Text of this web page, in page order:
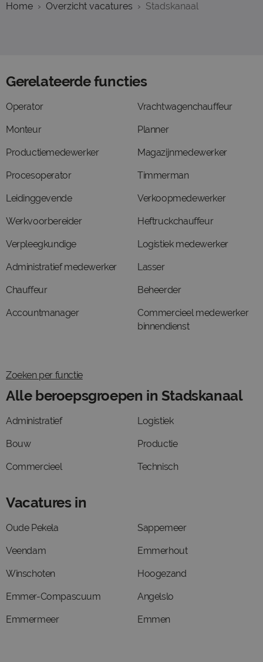
Home Overzicht vacatures Stadskanaal
Gerelateerde functies
Operator
Monteur
Productiemedewerker
Procesoperator
Leidinggevende
Werkvoorbereider
Verpleegkundige
Administratief medewerker
Chauffeur
Accountmanager
Vrachtwagenchauffeur
Planner
Magazijnmedewerker
Timmerman
Verkoopmedewerker
Heftruckchauffeur
Logistiek medewerker
Lasser
Beheerder
Commercieel medewerker
binnendienst
Zoeken per functie
Alle beroepsgroepen in Stadskanaal
Administratief
Bouw
Commercieel
Logistiek
Productie
Technisch
Vacatures in
Oude Pekela
Veendam
Winschoten
Emmer-Compascuum
Emmermeer
Sappemeer
Emmerhout
Hoogezand
Angelslo
Emmen